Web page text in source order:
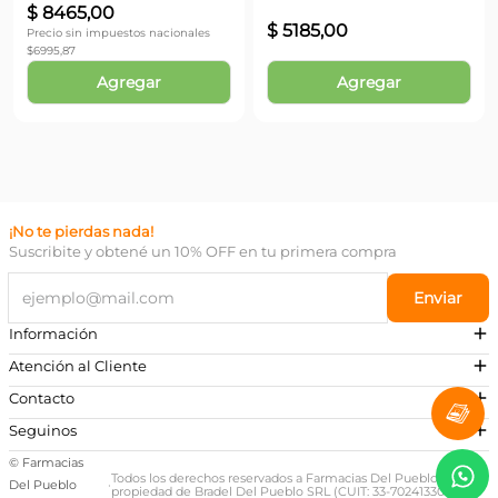
$ 8465,00
Precio sin impuestos nacionales
$6995,87
Agregar
$ 5185,00
Agregar
¡No te pierdas nada!
Suscribite y obtené un 10% OFF en tu primera compra
Enviar
Información
Atención al Cliente
Contacto
¿Necesitás ayuda?
Preguntas Frecuentes
Escribinos a nuestro Whatsapp
Seguinos
© Farmacias
Del Pueblo
·Todos los derechos reservados a Farmacias Del Pueblo,
propiedad de Bradel Del Pueblo SRL (CUIT: 33-70241330-9)